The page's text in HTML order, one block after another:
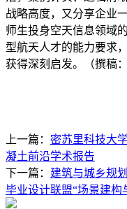
战略高度，又分享企业
师生投身空天信息领域
型航天人才的能力要求
获得深刻启发。（撰稿
上一篇： 密苏里科技大
凝土前沿学术报告
下一篇： 建筑与城乡规
毕业设计联盟“场景建构